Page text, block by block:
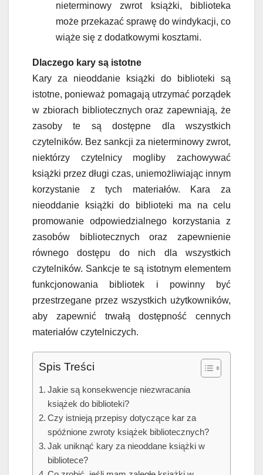
nieterminowy zwrot książki, biblioteka
może przekazać sprawę do windykacji, co
wiąże się z dodatkowymi kosztami.
Dlaczego kary są istotne
Kary za nieoddanie książki do biblioteki są
istotne, ponieważ pomagają utrzymać porządek
w zbiorach bibliotecznych oraz zapewniają, że
zasoby te są dostępne dla wszystkich
czytelników. Bez sankcji za nieterminowy zwrot,
niektórzy czytelnicy mogliby zachowywać
książki przez długi czas, uniemożliwiając innym
korzystanie z tych materiałów. Kara za
nieoddanie książki do biblioteki ma na celu
promowanie odpowiedzialnego korzystania z
zasobów bibliotecznych oraz zapewnienie
równego dostępu do nich dla wszystkich
czytelników. Sankcje te są istotnym elementem
funkcjonowania bibliotek i powinny być
przestrzegane przez wszystkich użytkowników,
aby zapewnić trwałą dostępność cennych
materiałów czytelniczych.
Spis Treści
Jakie są konsekwencje niezwracania
książek do biblioteki?
Czy istnieją przepisy dotyczące kar za
spóźnione zwroty książek bibliotecznych?
Jak uniknąć kary za nieoddane książki w
bibliotece?